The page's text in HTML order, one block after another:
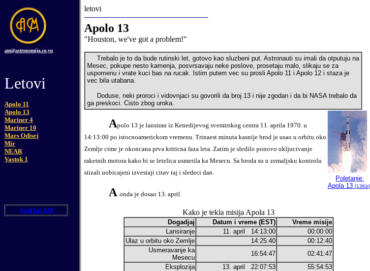
am@astronomija.co.yu
Letovi
Apolo 11
Apolo 13
Mariner 4
Mariner 10
Mars Odisej
Mir
NEAR
Vastok 1
Sadržaj AM
letovi
Apolo 13
"Houston, we've got a problem!"
Trebalo je to da bude rutinski let, gotovo kao sluzbeni put. Astronauti su imali da otputuju na
Mesec, pokupe nesto kamenja, posvrsavaju neke poslove, prosetaju malo, slikaju se za
uspomenu i vrate kuci bas na rucak. Istim putem vec su prosli Apolo 11 i Apolo 12 i staza je
vec bila utabana.
Doduse, neki proroci i vidovnjaci su govorili da broj 13 i nije zgodan i da bi NASA trebalo da
ga preskoci. Cisto zbog uroka.
Poletanje
Apola 13 [13Kb]
Apolo 13 je lansiran iz Kenedijevog svemirskog centra 11. aprila 1970. u
14:13:00 po istocnoamerickom vremenu. Trinaest minuta kasnije brod je usao u orbitu oko
Zemlje cime je okoncana prva kriticna faza leta. Zatim je sledilo ponovo ukljucivanje
raketnih motora kako bi se letelica usmerila ka Mesecu. Sa broda su u zemaljsku kontrolu
stizali uobicajeni izvestaji citav taj i sledeci dan.
A onda je dosao 13. april.
Kako je tekla misija Apola 13
Dogadjaj Datum i vreme (EST)
Vreme misije
Lansiranje
11. april 14:13:00
00:00:00
Ulaz u orbitu oko Zemlje
14:25:40
00:12:40
Usmeravanje ka
Mesecu
16:54:47
02:41:47
Eksplozija
13. april 22:07:53
55:54:53